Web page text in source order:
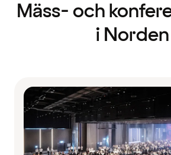
Mäss- och
i Norden